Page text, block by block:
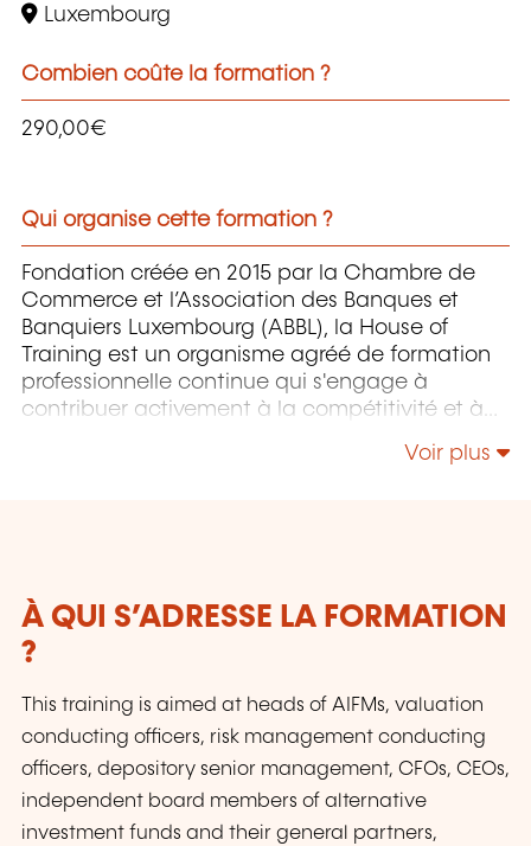
Luxembourg
Combien coûte la formation ?
290,00€
Qui organise cette formation ?
Fondation créée en 2015 par la Chambre de
Commerce et l’Association des Banques et
Banquiers Luxembourg (ABBL), la House of
Training est un organisme agréé de formation
professionnelle continue qui s'engage à
contribuer activement à la compétitivité et à
les compétences de ceux qui font vivre son
Voir plus
À QUI S’ADRESSE LA FORMATION
?
This training is aimed at heads of AIFMs, valuation
conducting officers, risk management conducting
officers, depository senior management, CFOs, CEOs,
independent board members of alternative
investment funds and their general partners,